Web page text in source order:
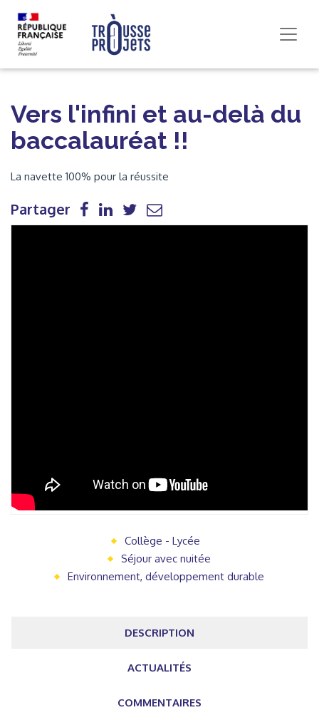
Vers l'infini et au-delà du
baccalauréat !!
La navette 100% pour la réussite
Partager
Collège - Lycée
Séjour avec nuitée
Environnement, développement durable
DESCRIPTION
ACTUALITÉS
COMMENTAIRES